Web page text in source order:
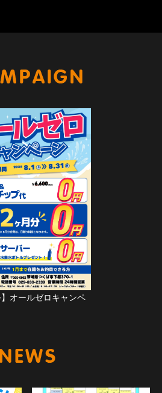
】オールゼロキャンペ